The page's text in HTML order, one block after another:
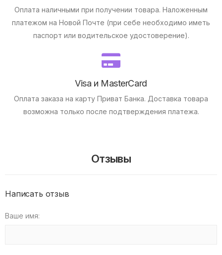
Оплата наличными при получении товара. Наложенным
платежом на Новой Почте (при себе необходимо иметь
паспорт или водительское удостоверение).
Visa и MasterCard
Оплата заказа на карту Приват Банка. Доставка товара
возможна только после подтверждения платежа.
Отзывы
Написать отзыв
Ваше имя: